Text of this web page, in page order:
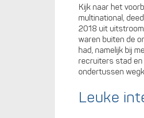
Kijk naar het
multinational,
2018 uit
waren buiten de
had, namelijk bij
recruiters stad en
ondertussen
Leuke